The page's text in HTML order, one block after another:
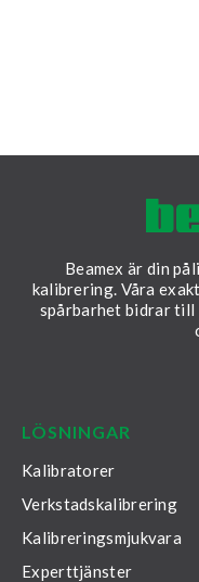
Beamex är din
kalibrering. Våra
spårbarhet bidrar till
LÖSNINGAR
Kalibratorer
Verkstadskalibrering
Kalibreringsmjukvara
Experttjänster